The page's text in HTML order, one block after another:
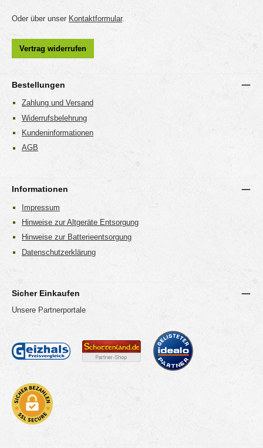
Oder über unser Kontaktformular.
Vertrag widerrufen
Bestellungen
Zahlung und Versand
Widerrufsbelehrung
Kundeninformationen
AGB
Informationen
Impressum
Hinweise zur Altgeräte Entsorgung
Hinweise zur Batterieentsorgung
Datenschutzerklärung
Sicher Einkaufen
Unsere Partnerportale